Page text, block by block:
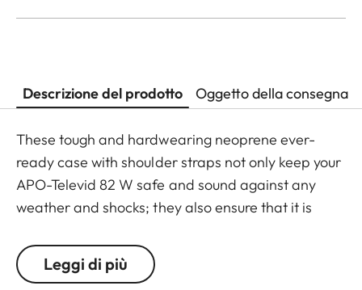
Descrizione del prodotto Oggetto della consegna
These tough and hardwearing neoprene ever-
ready case with shoulder straps not only keep your
APO-Televid 82 W safe and sound against any
weather and shocks; they also ensure that it is
cleverly designed closing system - with extra
openings for the front lens, eyepiece, focusing
Leggi di più